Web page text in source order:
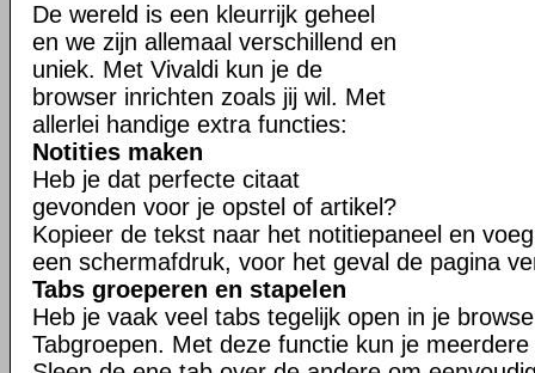
De wereld is een kleurrijk geheel
en we zijn allemaal verschillend en
uniek. Met Vivaldi kun je de
browser inrichten zoals jij wil. Met
allerlei handige extra functies:
Notities maken
Heb je dat perfecte citaat
gevonden voor je opstel of artikel?
Kopieer de tekst naar het notitiepaneel en
een schermafdruk, voor het geval de pagina
Tabs groeperen en stapelen
Heb je vaak veel tabs tegelijk open in je
Tabgroepen. Met deze functie kun je